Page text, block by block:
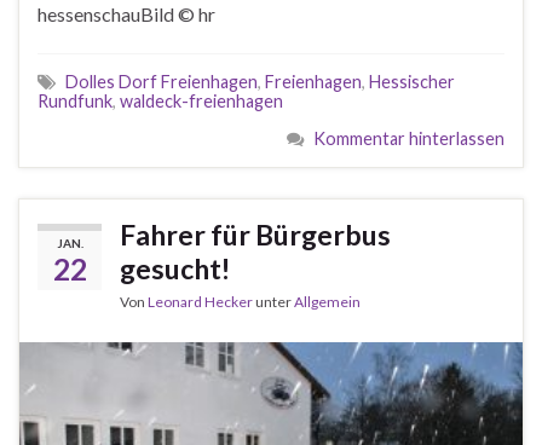
hessenschauBild © hr
Dolles Dorf Freienhagen, Freienhagen, Hessischer
Rundfunk, waldeck-freienhagen
Kommentar hinterlassen
JAN.
22
Fahrer für Bürgerbus
gesucht!
Von Leonard HeckerunterAllgemein